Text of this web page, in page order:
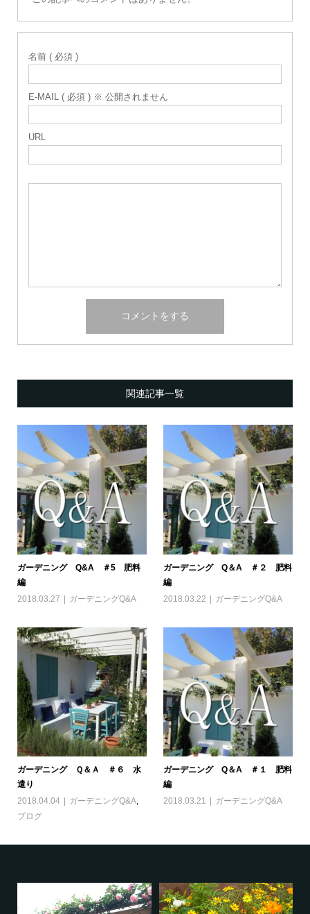
名前 ( 必須 )
E-MAIL ( 必須 ) ※ 公開されません
URL
関連記事一覧
ガーデニング Q&A ＃5 肥料
編
2018.03.27
ガーデニングQ&A
ガーデニング Q＆A ＃２ 肥料
編
2018.03.22
ガーデニングQ&A
ガーデニング Ｑ＆Ａ ＃６ 水
遣り
2018.04.04
ガーデニングQ&A,
ブログ
ガーデニング Q＆A ＃１ 肥料
編
2018.03.21
ガーデニングQ&A